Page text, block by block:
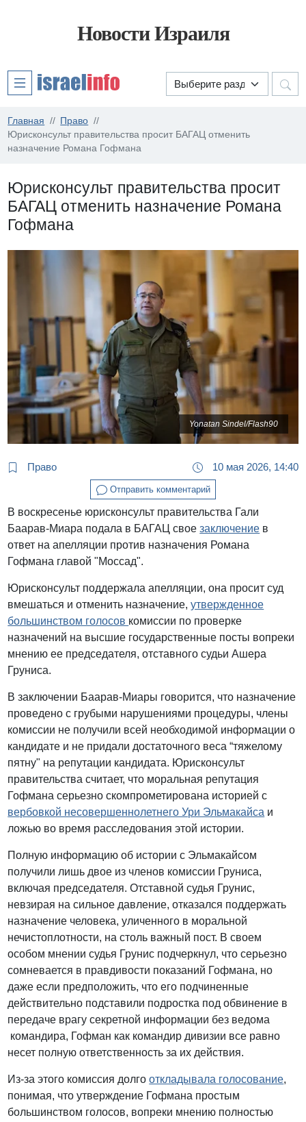
Новости Израиля
Главная
Право
Юрисконсульт правительства просит БАГАЦ отменить
назначение Романа Гофмана
Юрисконсульт правительства просит
БАГАЦ отменить назначение Романа
Гофмана
Yonatan Sindel/Flash90
Право 10 мая 2026, 14:40
Отправить комментарий
В воскресенье юрисконсульт правительства Гали
Баарав-Миара подала в БАГАЦ своезаключение в
ответ на апелляции против назначения Романа
Гофмана главой "Моссад".
Юрисконсульт поддержала апелляции, она просит суд
вмешаться и отменить назначение,утвержденное
большинством голосов комиссии по проверке
назначений на высшие государственные посты вопреки
мнению ее председателя, отставного судьи Ашера
Груниса.
В заключении Баарав-Миары говорится, что назначение
проведено с грубыми нарушениями процедуры, члены
комиссии не получили всей необходимой информации о
кандидате и не придали достаточного веса “тяжелому
пятну" на репутации кандидата. Юрисконсульт
правительства считает, что моральная репутация
Гофмана серьезно скомпрометирована историей с
вербовкой несовершеннолетнего Ури Эльмакайса и
ложью во время расследования этой истории.
Полную информацию об истории с Эльмакайсом
получили лишь двое из членов комиссии Груниса,
включая председателя. Отставной судья Грунис,
невзирая на сильное давление, отказался поддержать
назначение человека, уличенного в моральной
нечистоплотности, на столь важный пост. В своем
особом мнении судья Грунис подчеркнул, что серьезно
сомневается в правдивости показаний Гофмана, но
даже если предположить, что его подчиненные
действительно подставили подростка под обвинение в
передаче врагу секретной информации без ведома
командира, Гофман как командир дивизии все равно
несет полную ответственность за их действия.
Из-за этого комиссия долгооткладывала голосование,
понимая, что утверждение Гофмана простым
большинством голосов, вопреки мнению полностью